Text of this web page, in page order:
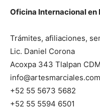
Oficina Internacional en
Trámites, afiliaciones,
Lic. Daniel Corona
Acoxpa 343 Tlalpan
info@artesmarciales.com
+52 55 5673 5682
+52 55 5594 6501